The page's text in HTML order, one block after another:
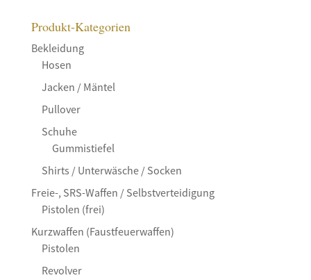
Produkt-Kategorien
Bekleidung
Hosen
Jacken / Mäntel
Pullover
Schuhe
Gummistiefel
Shirts / Unterwäsche / Socken
Freie-, SRS-Waffen / Selbstverteidigung
Pistolen (frei)
Kurzwaffen (Faustfeuerwaffen)
Pistolen
Revolver